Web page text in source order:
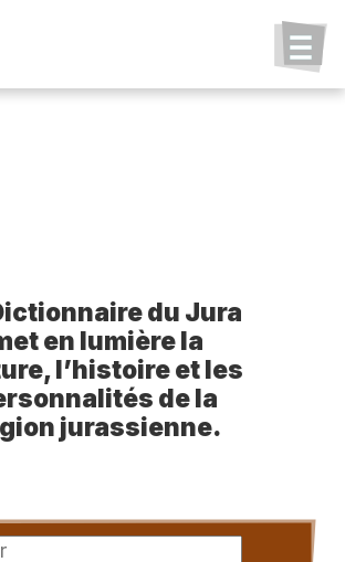
du Jura
en lumière la
l’histoire et les
de la
jurassienne.